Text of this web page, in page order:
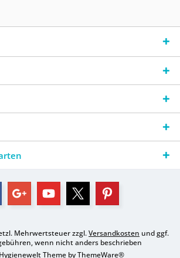
Mehrwertsteuer zzgl.Versandkosten und ggf.
wenn nicht anders beschrieben
Theme byThemeWare®